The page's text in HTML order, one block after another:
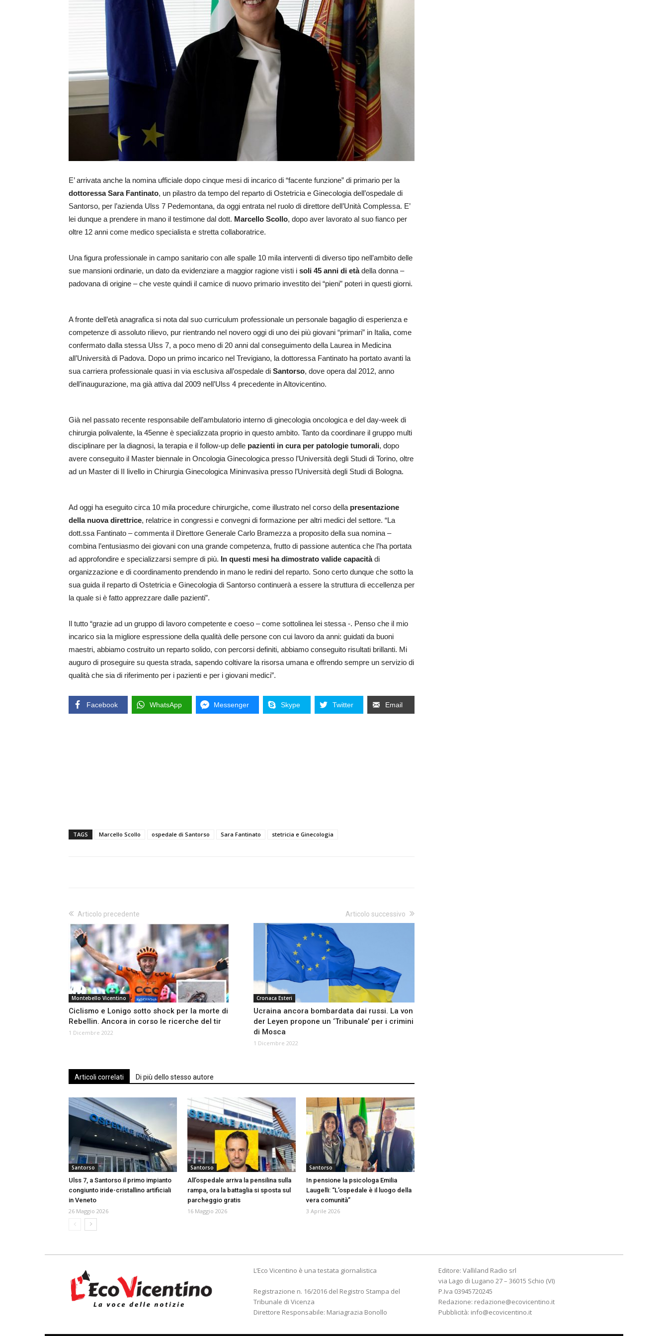
E’ arrivata anche la nomina ufficiale dopo cinque mesi di incarico di “facente funzione” di primario per la
dottoressa Sara Fantinato, un pilastro da tempo del reparto di Ostetricia e Ginecologia dell’ospedale di
Santorso, per l’azienda Ulss 7 Pedemontana, da oggi entrata nel ruolo di direttore dell’Unità Complessa. E’
lei dunque a prendere in mano il testimone dal dott. Marcello Scollo, dopo aver lavorato al suo fianco per
oltre 12 anni come medico specialista e stretta collaboratrice.
Una figura professionale in campo sanitario con alle spalle 10 mila interventi di diverso tipo nell’ambito delle
sue mansioni ordinarie, un dato da evidenziare a maggior ragione visti i soli 45 anni di etàdella donna –
padovana di origine – che veste quindi il camice di nuovo primario investito dei “pieni” poteri in questi giorni.
A fronte dell’età anagrafica si nota dal suo curriculum professionale un personale bagaglio di esperienza e
competenze di assoluto rilievo, pur rientrando nel novero oggi di uno dei più giovani “primari” in Italia, come
confermato dalla stessa Ulss 7, a poco meno di 20 anni dal conseguimento della Laurea in Medicina
all’Università di Padova. Dopo un primo incarico nel Trevigiano, la dottoressa Fantinato ha portato avanti la
sua carriera professionale quasi in via esclusiva all’ospedale di Santorso, dove opera dal 2012, anno
dell’inaugurazione, ma già attiva dal 2009 nell’Ulss 4 precedente in Altovicentino.
Già nel passato recente responsabile dell’ambulatorio interno di ginecologia oncologica e del day-week di
chirurgia polivalente, la 45enne è specializzata proprio in questo ambito. Tanto da coordinare il gruppo multi
disciplinare per la diagnosi, la terapia e il follow-up delle pazienti in cura per patologie tumorali, dopo
avere conseguito il Master biennale in Oncologia Ginecologica presso l’Università degli Studi di Torino, oltre
ad un Master di II livello in Chirurgia Ginecologica Mininvasiva presso l’Università degli Studi di Bologna.
Ad oggi ha eseguito circa 10 mila procedure chirurgiche, come illustrato nel corso della presentazione
della nuova direttrice, relatrice in congressi e convegni di formazione per altri medici del settore. “La
dott.ssa Fantinato – commenta il Direttore Generale Carlo Bramezza a proposito della sua nomina –
combina l’entusiasmo dei giovani con una grande competenza, frutto di passione autentica che l’ha portata
ad approfondire e specializzarsi sempre di più. In questi mesi ha dimostrato valide capacitàdi
organizzazione e di coordinamento prendendo in mano le redini del reparto. Sono certo dunque che sotto la
sua guida il reparto di Ostetricia e Ginecologia di Santorso continuerà a essere la struttura di eccellenza per
la quale si è fatto apprezzare dalle pazienti”.
Il tutto “grazie ad un gruppo di lavoro competente e coeso – come sottolinea lei stessa -. Penso che il mio
incarico sia la migliore espressione della qualità delle persone con cui lavoro da anni: guidati da buoni
maestri, abbiamo costruito un reparto solido, con percorsi definiti, abbiamo conseguito risultati brillanti. Mi
auguro di proseguire su questa strada, sapendo coltivare la risorsa umana e offrendo sempre un servizio di
qualità che sia di riferimento per i pazienti e per i giovani medici”.
Facebook WhatsApp Messenger Skype Twitter Email
TAGS Marcello Scollo ospedale di Santorso Sara Fantinato stetricia e Ginecologia
Articolo precedente
Montebello Vicentino
Ciclismo e Lonigo sotto shock per la morte di
Rebellin. Ancora in corso le ricerche del tir
1 Dicembre 2022
Articolo successivo
Cronaca Esteri
Ucraina ancora bombardata dai russi. La von
der Leyen propone un ‘Tribunale’ per i crimini
di Mosca
1 Dicembre 2022
Articoli correlati Di più dello stesso autore
Santorso
Ulss 7, a Santorso il primo impianto
congiunto iride-cristallino artificiali
in Veneto
26 Maggio 2026
Santorso
All’ospedale arriva la pensilina sulla
rampa, ora la battaglia si sposta sul
parcheggio gratis
16 Maggio 2026
Santorso
In pensione la psicologa Emilia
Laugelli: “L’ospedale è il luogo della
vera comunità”
3 Aprile 2026
L’Eco Vicentino è una testata giornalistica
Registrazione n. 16/2016 del Registro Stampa del
Tribunale di Vicenza
Direttore Responsabile: Mariagrazia Bonollo
Editore: Valliland Radio srl
via Lago di Lugano 27 – 36015 Schio (VI)
P.Iva 03945720245
Redazione: redazione@ecovicentino.it
Pubblicità: info@ecovicentino.it